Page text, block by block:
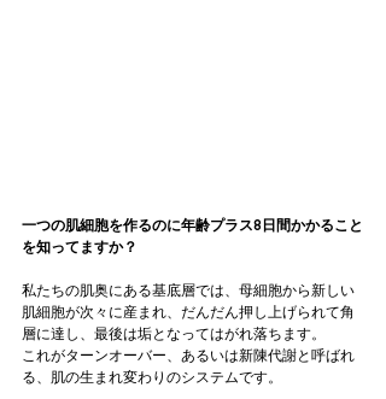
一つの肌細胞を作るのに年齢プラス8日間かかること
を知ってますか？
私たちの肌奥にある基底層では、母細胞から新しい
肌細胞が次々に産まれ、だんだん押し上げられて角
層に達し、最後は垢となってはがれ落ちます。
これがターンオーバー、あるいは新陳代謝と呼ばれ
る、肌の生まれ変わりのシステムです。